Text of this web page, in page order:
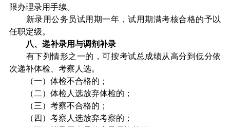
限办理录用手续。
新录用公务员试用期一年，试用期满考核合格的予以
任职定级。
八、递补录用与调剂补录
有下列情形之一的，可按考试总成绩从高分到低分依
次递补体检、考察人选。
（一）体检不合格的；
（二）体检人选放弃体检的；
（三）考察不合格的；
（四）考察人选放弃考察的；